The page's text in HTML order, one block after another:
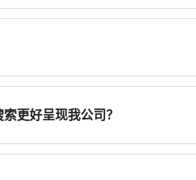
官网结构化改造常见在1–3个
测为准。
择时可关注其是否具备多平台
更好呈现我公司？
对信息（品质参数、证书、工艺
对齐百度系、地图与电商平台